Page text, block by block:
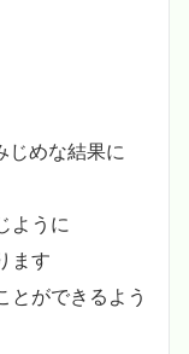
じめな結果に
ように
ます
とができるよう